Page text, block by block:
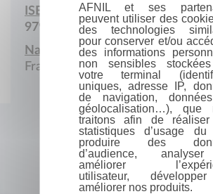
ISBN :
979-10-976579
Nationalité :
France
AFNIL et ses
peuvent utiliser des
des technologies
pour conserver et/ou
des informations
non sensibles
votre terminal
uniques, adresse IP,
de navigation,
géolocalisation…), que
traitons afin de
statistiques d’usage du
produire des
d’audience,
améliorer
utilisateur,
améliorer nos produits.